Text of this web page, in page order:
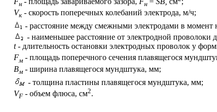
н н
Vк-скорость поперечных колебаний электрода, м/ч;
-расстояние между смежными электродами в
- наименьшее расстояние от электродной
t-длительность остановки электродных проволок у
Fм-площадь поперечного сечения плавящегося
Вм-ширина плавящегося мундштука, мм;
- толщина пластины плавящегося мундштука, мм;
VF-объем флюса, см2.